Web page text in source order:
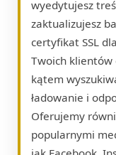
wyedytujesz
zaktualizujesz
certyfikat SSL
Twoich klientów
kątem
ładowanie i
Oferujemy
popularnymi